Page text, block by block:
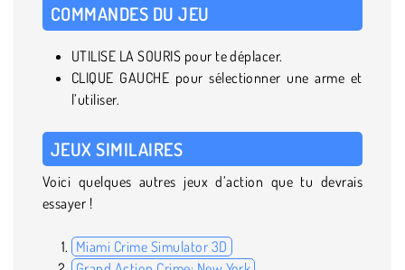
COMMANDES DU JEU
UTILISE LA SOURIS pour te déplacer.
CLIQUE GAUCHE pour sélectionner une arme et
l’utiliser.
JEUX SIMILAIRES
Voici quelques autres jeux d’action que tu devrais
essayer !
Miami Crime Simulator 3D